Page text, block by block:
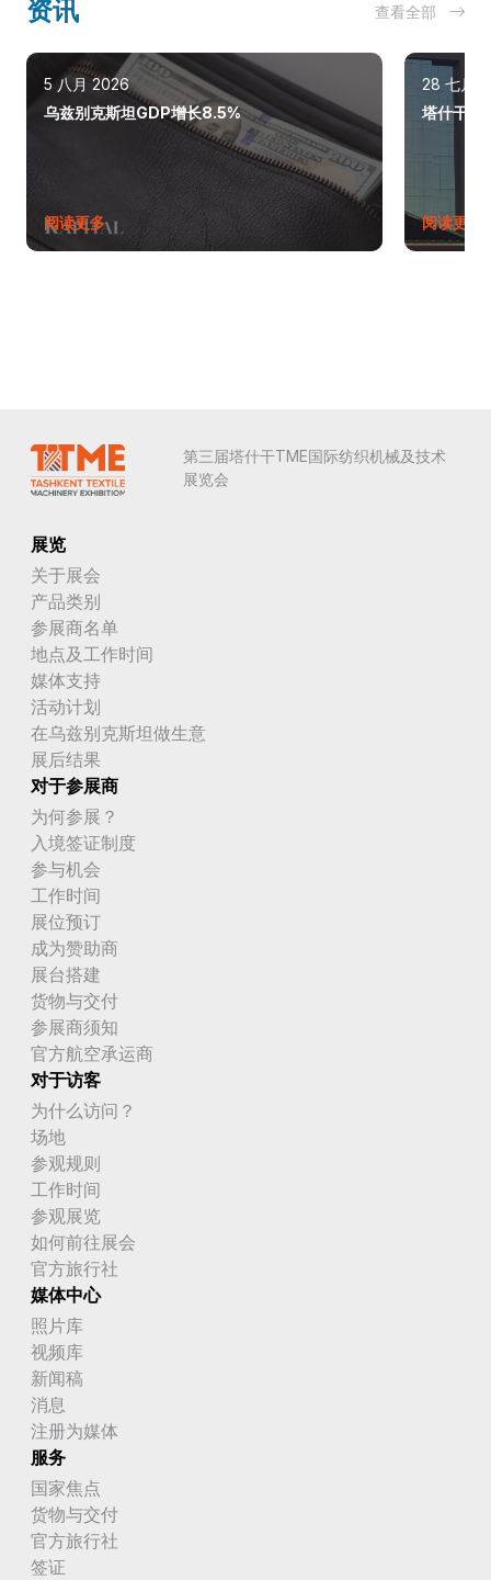
资讯 查看全部
5 八月 2026
乌兹别克斯坦GDP增长8.5%
阅读更多
28 七月
塔什干巩
阅读更多
第三届塔什干TME国际纺织机械及技术
展览会
展览
关于展会
产品类别
参展商名单
地点及工作时间
媒体支持
活动计划
在乌兹别克斯坦做生意
展后结果
对于参展商
为何参展？
入境签证制度
参与机会
工作时间
展位预订
成为赞助商
展台搭建
货物与交付
参展商须知
官方航空承运商
对于访客
为什么访问？
场地
参观规则
工作时间
参观展览
如何前往展会
官方旅行社
媒体中心
照片库
视频库
新闻稿
消息
注册为媒体
服务
国家焦点
货物与交付
官方旅行社
签证